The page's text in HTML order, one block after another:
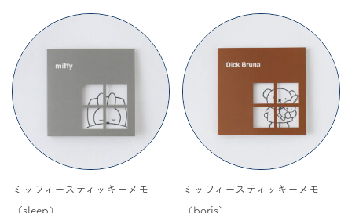
ミッフィースティッキーメモ
ミッフィースティッキーメモ